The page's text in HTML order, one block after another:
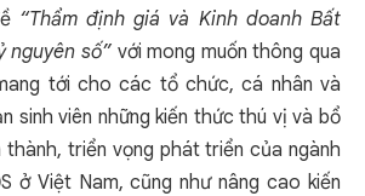
“Thẩm định giá và Kinh doanh Bất
nguyên số” với mong muốn thông qua
tới cho các tổ chức, cá nhân và
sinh viên những kiến thức thú vị và bổ
triển vọng phát triển của ngành
ở Việt Nam, cũng như nâng cao kiến